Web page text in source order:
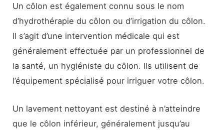
Un côlon est également connu sous le nom
d’hydrothérapie du côlon ou d’irrigation du côlon.
Il s’agit d’une intervention médicale qui est
généralement effectuée par un professionnel de
la santé, un hygiéniste du côlon. Ils utilisent de
l’équipement spécialisé pour irriguer votre côlon.
Un lavement nettoyant est destiné à n’atteindre
que le côlon inférieur, généralement jusqu’au